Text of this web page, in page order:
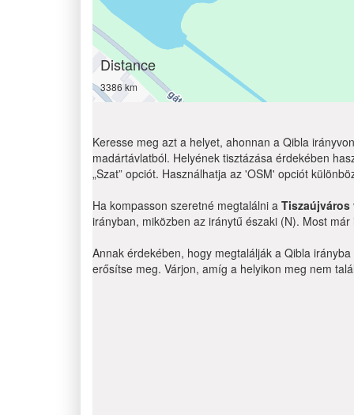
Distance
3386 km
Keresse meg azt a helyet, ahonnan a Qibla
madártávlatból. Helyének tisztázása érdekében
„Szat” opciót. Használhatja az 'OSM' opciót
Ha kompasson szeretné megtalálni a Tiszaújváros
irányban, miközben az iránytű északi (N). Most
Annak érdekében, hogy megtalálják a Qibla
erősítse meg. Várjon, amíg a helyikon meg nem